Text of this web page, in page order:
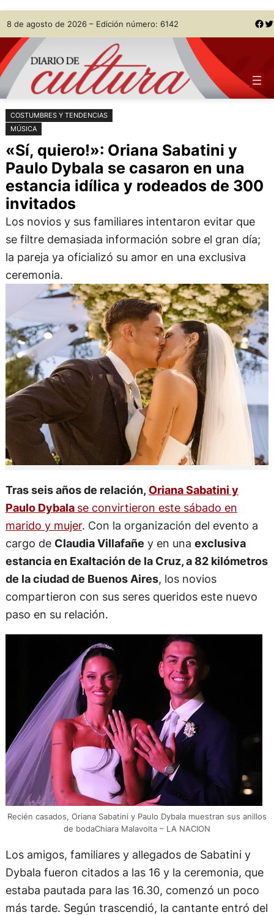
Saltar
al
contenido
Skip
to
content
8 de agosto de 2026 – Edición número: 6142 Facebook Twitter
COSTUMBRES Y TENDENCIAS
MÚSICA
«Sí, quiero!»: Oriana Sabatini y
Paulo Dybala se casaron en una
estancia idílica y rodeados de 300
invitados
Los novios y sus familiares intentaron evitar que
se filtre demasiada información sobre el gran día;
la pareja ya oficializó su amor en una exclusiva
ceremonia.
Tras seis años de relación, Oriana Sabatini y
Paulo Dybala se convirtieron este sábado en
marido y mujer. Con la organización del evento a
cargo de Claudia Villafañe y en una exclusiva
estancia en Exaltación de la Cruz, a 82 kilómetros
de la ciudad de Buenos Aires, los novios
compartieron con sus seres queridos este nuevo
paso en su relación.
Recién casados, Oriana Sabatini y Paulo Dybala muestran sus anillos
de bodaChiara Malavolta – LA NACION
Los amigos, familiares y allegados de Sabatini y
Dybala fueron citados a las 16 y la ceremonia, que
estaba pautada para las 16.30, comenzó un poco
más tarde. Según trascendió, la cantante entró del